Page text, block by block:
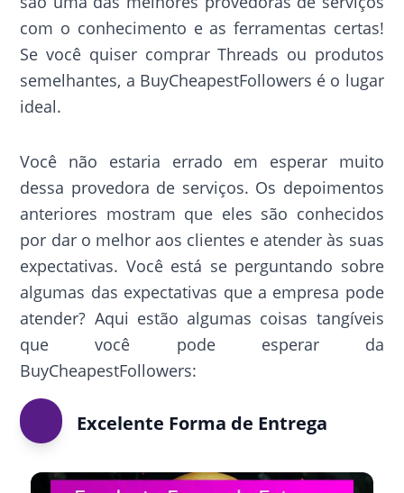
com o conhecimento e as ferramentas certas!
Se você quiser comprar Threads ou produtos
semelhantes, a BuyCheapestFollowers é o lugar
ideal.
Você não estaria errado em esperar muito
dessa provedora de serviços. Os depoimentos
anteriores mostram que eles são conhecidos
por dar o melhor aos clientes e atender às suas
expectativas. Você está se perguntando sobre
algumas das expectativas que a empresa pode
atender? Aqui estão algumas coisas tangíveis
que você pode esperar da
BuyCheapestFollowers:
Excelente Forma de Entrega